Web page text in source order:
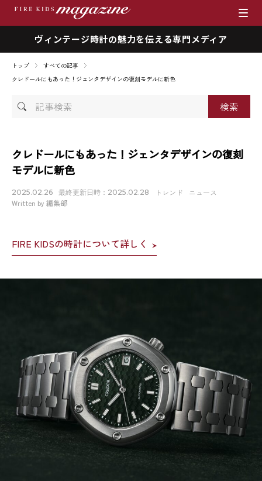
ヴィンテージ時計の魅力を伝える専門メディア
ブランド
商品一覧
時計を売りたい方へ
店舗情報
私たちの想い
トップ
すべての記事
クレドールにもあった！ジェンタデザインの復刻モデルに新色
記
クレドールにもあった！ジェンタデザインの復刻
モデルに新色
2025.02.26 最終更新日時：2025.02.28 トレンド
ニュース
Written by 編集部
FIRE KIDSの時計について詳しく